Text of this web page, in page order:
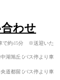
わせ
で約45分 ※送迎いた
湖旭丘 (バス停より車
道都留 (バス停より車